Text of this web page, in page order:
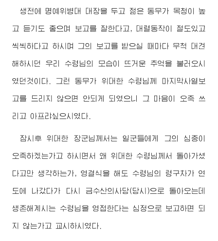
생전에 명예위병대 대장을 두고 젊은 동무가 목청이 높
고 듣기도 좋으며 보고를 잘한다고, 대렬동작이 절도있고
씩씩하다고 하시며 그의 보고를 받으실 때마다 무척 대견
해하시던 우리 수령님 의 모습이 뜨거운 추억을 불러오시
였던것이다. 그런 동무가 위대한 수령님 께 마지막사열보
고를 드리지 않으면 안되게 되였으니 그 마음이 오죽 쓰
리고 아프랴싶으시였다.
잠시후위대한 장군님께서 는 일군들에게 그의 심중이
오죽하겠는가고 하시면서 왜 위대한 수령님께서 돌아가셨
다고만 생각하는가, 영결식을 해도 수령님 의 령구차가 연
도에 나갔다가 다시 금수산의사당(당시)으로 돌아오는데
생존해계시는 수령님 을 영접한다는 심정으로 보고하면 되
지 않는가고 교시하시였다.